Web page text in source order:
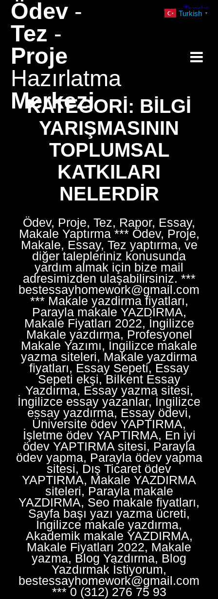
Ödev -
Tez -
Proje
Hazırlatma
Merkezi
KATEGORI: BILGI
YARIŞMASININ
TOPLUMSAL
KATKILARI
NELERDIR
Ödev, Proje, Tez, Rapor, Essay,
Makale Yaptırma *** Ödev, Proje,
Makale, Essay, Tez yaptırma, ve
diğer talepleriniz konusunda
yardım almak için bize mail
adresimizden ulaşabilirsiniz. ***
bestessayhomework@gmail.com
*** Makale yazdirma fiyatları,
Parayla makale YAZDIRMA,
Makale Fiyatları 2022, İngilizce
Makale yazdırma, Profesyonel
Makale Yazımı, İngilizce makale
yazma siteleri, Makale yazdirma
fiyatları, Essay Sepeti, Essay
Sepeti ekşi, Bilkent Essay
Yazdırma, Essay yazma sitesi,
İngilizce essay yazanlar, İngilizce
essay yazdırma, Essay ödevi,
Üniversite ödev YAPTIRMA,
İşletme ödev YAPTIRMA, En iyi
ödev YAPTIRMA sitesi, Parayla
ödev yapma, Parayla ödev yapma
sitesi, Dış Ticaret ödev
YAPTIRMA, Makale YAZDIRMA
siteleri, Parayla makale
YAZDIRMA, Seo makale fiyatları,
Sayfa başı yazı yazma ücreti,
İngilizce makale yazdırma,
Akademik makale YAZDIRMA,
Makale Fiyatları 2022, Makale
yazma, Blog Yazdırma, Blog
Yazdırmak İstiyorum,
bestessayhomework@gmail.com
*** 0 (312) 276 75 93
Turkish ▼